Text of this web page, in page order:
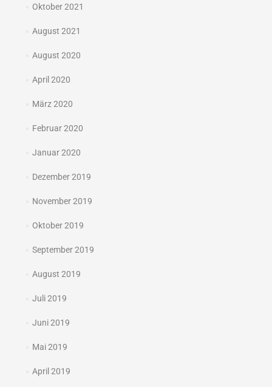
Oktober 2021
August 2021
August 2020
April 2020
März 2020
Februar 2020
Januar 2020
Dezember 2019
November 2019
Oktober 2019
September 2019
August 2019
Juli 2019
Juni 2019
Mai 2019
April 2019